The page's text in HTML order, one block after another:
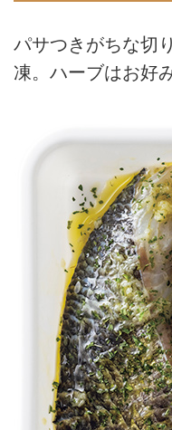
パサつきがちな切
凍。ハーブはお好